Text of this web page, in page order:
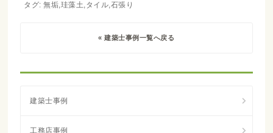
タグ: 無垢,珪藻土,タイル,石張り
« 建築士事例一覧へ戻る